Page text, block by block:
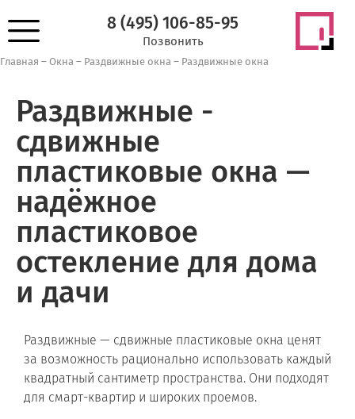
8 (495) 106-85-95
Позвонить
Главная – Окна – Раздвижные окна – Раздвижные окна
Раздвижные -
сдвижные
пластиковые окна —
надёжное
пластиковое
остекление для дома
и дачи
Раздвижные — сдвижные пластиковые окна ценят
за возможность рационально использовать каждый
квадратный сантиметр пространства. Они подходят
для смарт-квартир и широких проемов.